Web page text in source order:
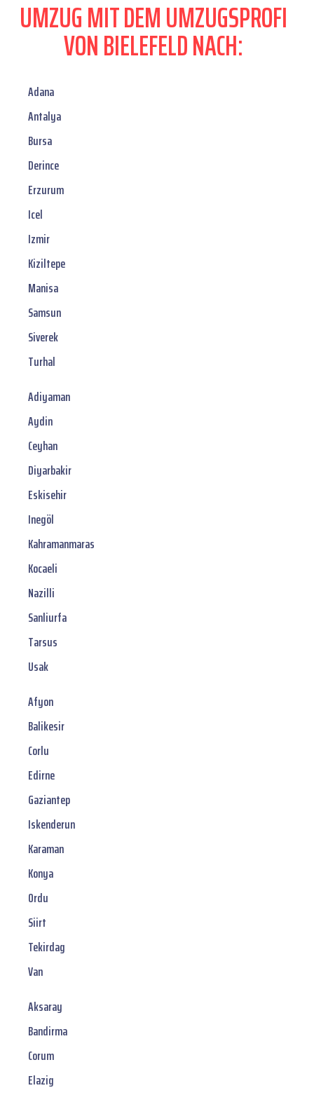
UMZUG MIT DEM UMZUGSPROFI
VON BIELEFELD NACH:
Adana
Antalya
Bursa
Derince
Erzurum
Icel
Izmir
Kiziltepe
Manisa
Samsun
Siverek
Turhal
Adiyaman
Aydin
Ceyhan
Diyarbakir
Eskisehir
Inegöl
Kahramanmaras
Kocaeli
Nazilli
Sanliurfa
Tarsus
Usak
Afyon
Balikesir
Corlu
Edirne
Gaziantep
Iskenderun
Karaman
Konya
Ordu
Siirt
Tekirdag
Van
Aksaray
Bandirma
Corum
Elazig